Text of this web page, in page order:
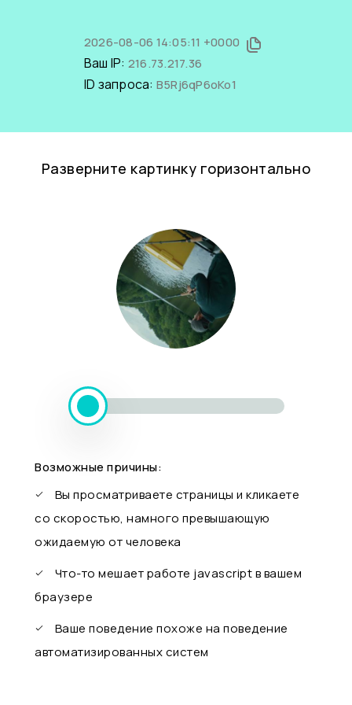
2026-08-06 14:05:11 +0000
Ваш IP: 216.73.217.36
ID запроса: B5Rj6qP6oKo1
Разверните картинку горизонтально
Возможные причины:
Вы просматриваете страницы и кликаете
со скоростью, намного превышающую
ожидаемую от человека
Что-то мешает работе javascript в вашем
браузере
Ваше поведение похоже на поведение
автоматизированных систем